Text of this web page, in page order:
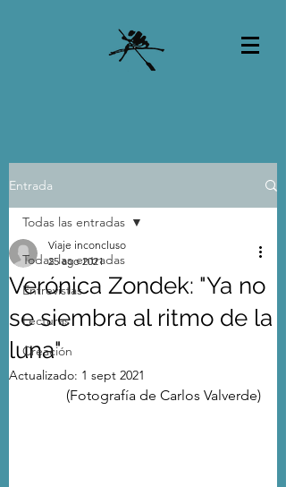
Entrada
Todas las entradas
Entrevistas
Lecturas
Creación
Todas las entradas
Verónica Zondek: "Ya no
se siembra al ritmo de la
luna"
Viaje inconcluso
25 ago 2021
Actualizado: 1 sept 2021
(Fotografía de Carlos Valverde)